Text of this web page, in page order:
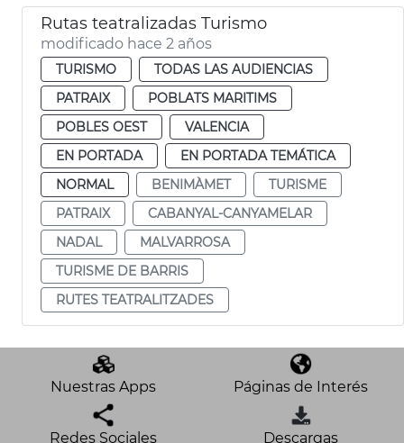
Rutas teatralizadas Turismo
modificado hace 2 años
TURISMO
TODAS LAS AUDIENCIAS
PATRAIX
POBLATS MARITIMS
POBLES OEST
VALENCIA
EN PORTADA
EN PORTADA TEMÁTICA
NORMAL
BENIMÀMET
TURISME
PATRAIX
CABANYAL-CANYAMELAR
NADAL
MALVARROSA
TURISME DE BARRIS
RUTES TEATRALITZADES
Nuestras Apps Páginas de Interés
Redes Sociales Descargas